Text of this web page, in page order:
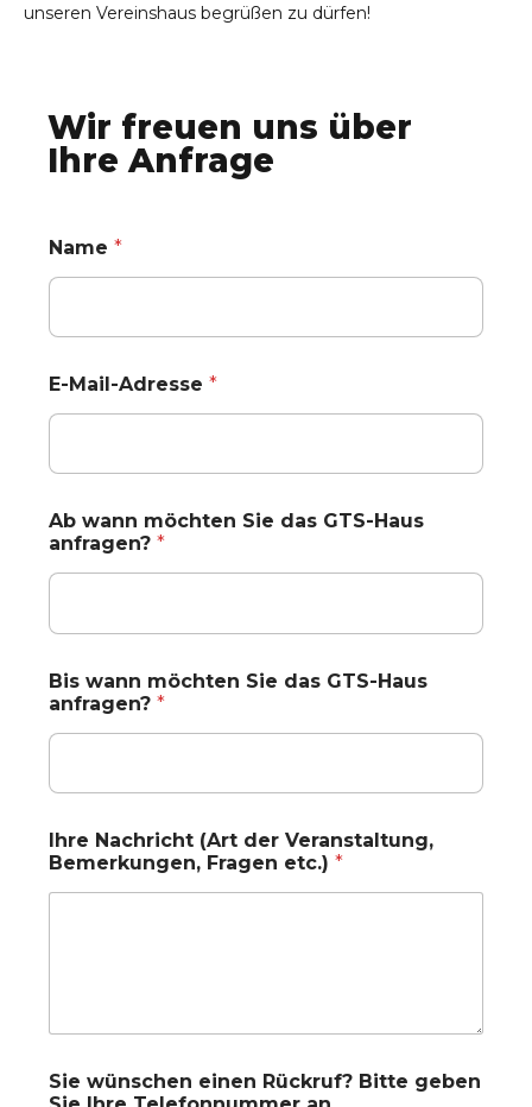
unseren Vereinshaus begrüßen zu dürfen!
Wir freuen uns über
Ihre Anfrage
Name *
E-Mail-Adresse *
Ab wann möchten Sie das GTS-Haus
anfragen? *
Bis wann möchten Sie das GTS-Haus
anfragen? *
Ihre Nachricht (Art der Veranstaltung,
Bemerkungen, Fragen etc.) *
Sie wünschen einen Rückruf? Bitte geben